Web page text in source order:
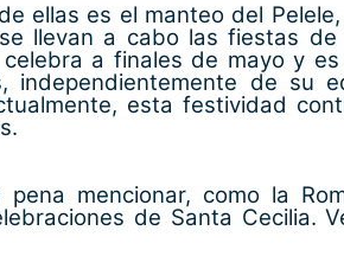
ellas es el manteo del
llevan a cabo las fiestas de
a finales de mayo y es
independientemente de su
esta festividad
mencionar, como la
de Santa Cecilia.